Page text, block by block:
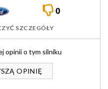
0
SZCZEGÓŁY
opinii o tym silniku
OPINIĘ